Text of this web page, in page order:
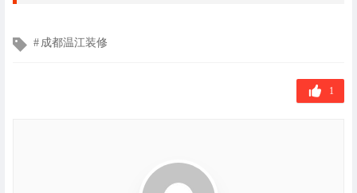
文 成都温江装修
1